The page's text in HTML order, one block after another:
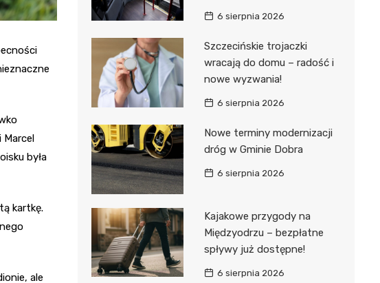
Marcel
była
kartkę.
ale
6 sierpnia 2026
Szczecińskie trojaczki
wracają do domu – radość i
nowe wyzwania!
6 sierpnia 2026
Nowe terminy modernizacji
dróg w Gminie Dobra
6 sierpnia 2026
Kajakowe przygody na
Międzyodrzu – bezpłatne
spływy już dostępne!
6 sierpnia 2026